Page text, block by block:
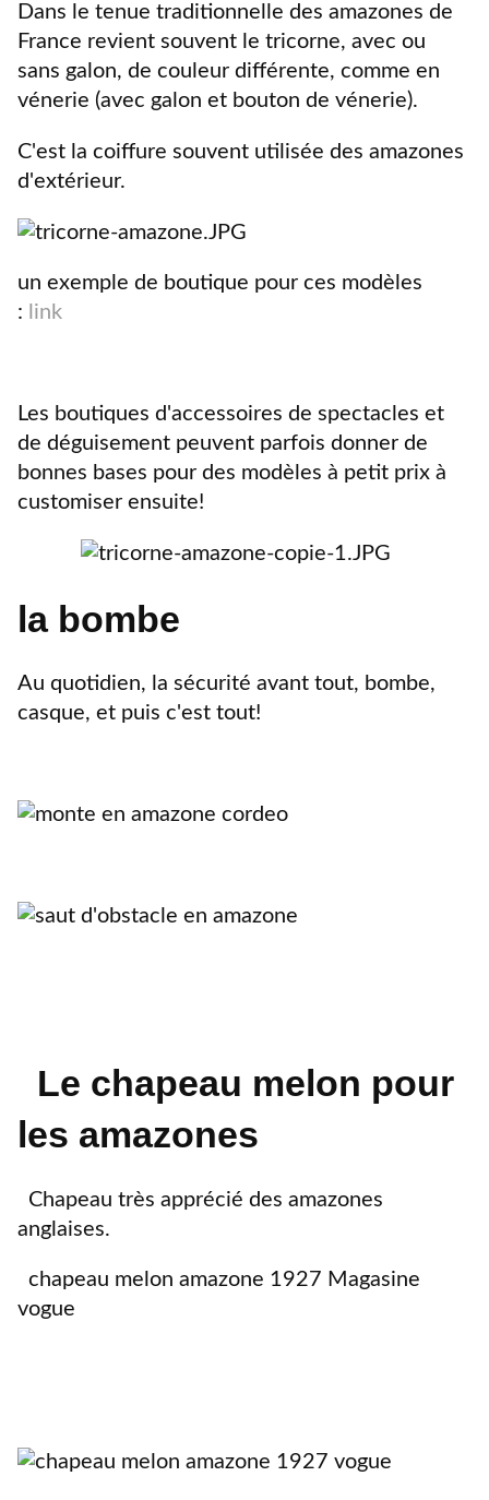
Dans le tenue traditionnelle des amazones de
France revient souvent le tricorne, avec ou
sans galon, de couleur différente, comme en
vénerie (avec galon et bouton de vénerie).
C'est la coiffure souvent utilisée des amazones
d'extérieur.
un exemple de boutique pour ces modèles
: link
Les boutiques d'accessoires de spectacles et
de déguisement peuvent parfois donner de
bonnes bases pour des modèles à petit prix à
customiser ensuite!
la bombe
Au quotidien, la sécurité avant tout, bombe,
casque, et puis c'est tout!
Le chapeau melon pour
les amazones
Chapeau très apprécié des amazones
anglaises.
chapeau melon amazone 1927 Magasine
vogue